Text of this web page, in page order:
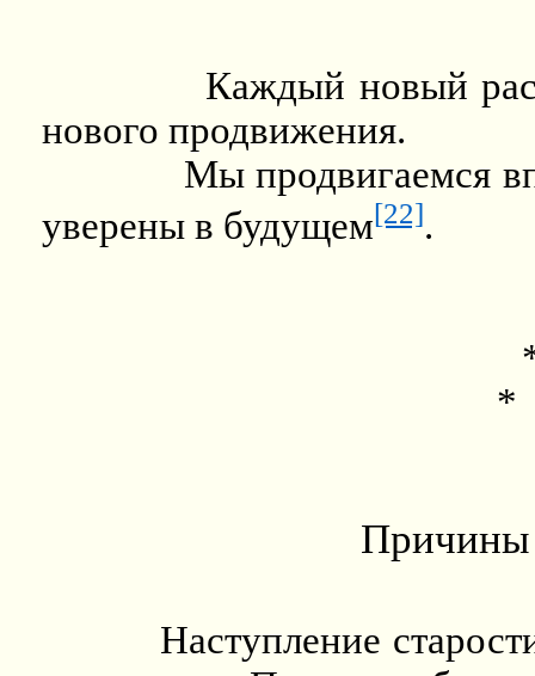
Каждый новый
нового продвижения.
Мы продвигаемся
уверены в будущем[22].
*
Причины
Наступление